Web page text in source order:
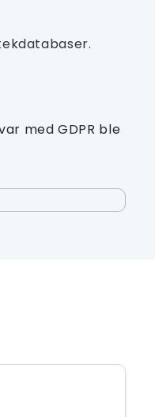
med GDPR ble